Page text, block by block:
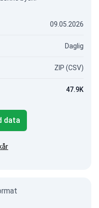
09.05.2026
Daglig
ZIP (CSV)
47.9K
data